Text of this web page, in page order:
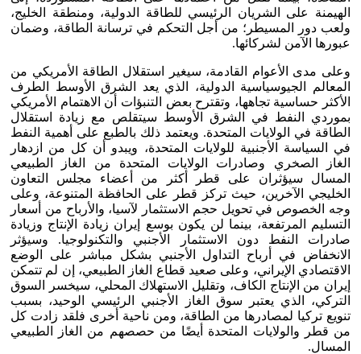
الهيمنة على الشريان الرئيسي للطاقة الدولية، ومنطقة الخليج،
ولعب دور المسيطر؛ من أجل التحكم في ترسانة الطاقة، وضمان
عبورها الآمن لشركائها.
وعلى مدى الأعوام القادمة، سيغير استقلال الطاقة الأمريكي من
المعالم الجيوسياسية الدولية، الذي يعد الشرق الأوسط الطرف
الأكثر حساسية تجاهها، وتقترح بعض التنبؤات أن الاهتمام الأمريكي
بموردي النفط في الشرق الأوسط سيتقلص مع زيادة استقلال
الطاقة في الولايات المتحدة. ويعتمد ذلك بالطبع على أهمية النفط
في السياسة الأجنبية للولايات المتحدة، ويبدو أن كل من ازدهار
الغاز الصخري وصادرات الولايات المتحدة من الغاز الطبيعي
المسال سيؤثران على قطر أكثر من أعضاء مجلس التعاون
الخليجي الآخرين، حيث تركز قطر على الحافظة المتنوعة، وعلى
وجه الخصوص في تحويل حجم الاستثمار لآسيا، والأرباح من أسعار
التسليم المرتفعة، بينما لن يكون بوسع إيران زيادة الإنتاج وزيادة
صادرات النفط دون الاستثمار الأجنبي والتكنولوجيا. وسيؤثر
الانخفاض في أرباح التداول الأجنبي بشكل مباشر على الوضع
الاقتصادي الإيراني، وعلى صعيد قطاع الغاز الطبيعي، إن لم تتمكن
إيران من الإنتاج الكاف، وتقليل الاستهلاك المحلي، سيخسر السوق
التركي، الذي يعتبر سوق الغاز الأجنبي الرئيسي الوحيد، بسبب
تنويع تركيا لمصادرها من الطاقة، ومن ناحية أخرى فلقد زادت كل
من قطر والولايات المتحدة أيضًا من حصصهم من الغاز الطبيعي
المسال.